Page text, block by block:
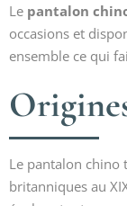
Le pantalon
occasions et
ensemble ce qui
Le pantalon chino
britanniques au